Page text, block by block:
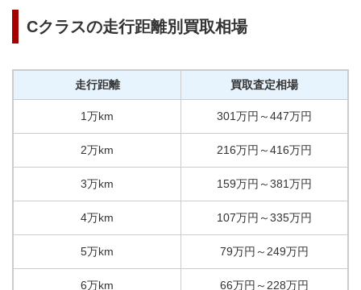
Cクラスの走行距離別買取相場
走行距離 買取査定相場
1万km 301万円 ～447万円
2万km 216万円 ～416万円
3万km 159万円 ～381万円
4万km 107万円 ～335万円
5万km 79万円 ～ 249万円
6万km 66万円 ～ 228万円